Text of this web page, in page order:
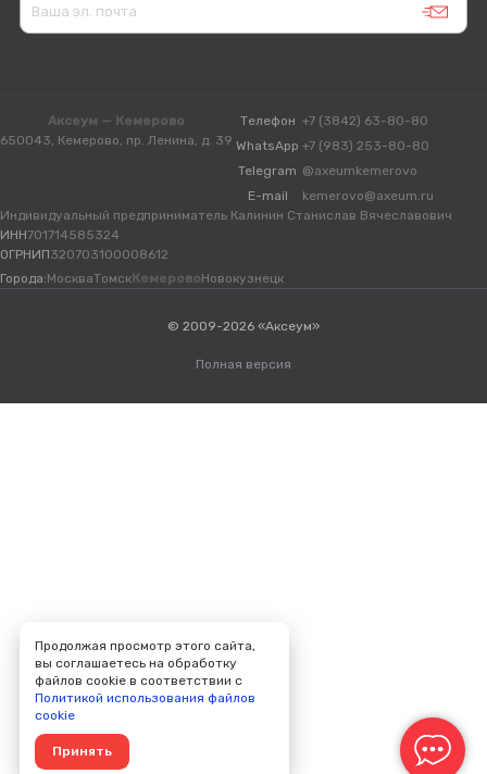
Аксеум — Кемерово
650043, Кемерово, пр. Ленина, д. 39
Телефон +7 (3842) 63-80-80
WhatsApp +7 (983) 253-80-80
Telegram @axeumkemerovo
E-mail
kemerovo@axeum.ru
Индивидуальный предприниматель Калинин Станислав Вячеславович
ИНН701714585324
ОГРНИП320703100008612
Города:МоскваТомскКемеровоНовокузнецк
© 2009-2026 «Аксеум»
Полная версия
Продолжая просмотр этого сайта,
вы соглашаетесь на обработку
файлов cookie в соответствии с
Политикой использования файлов
cookie
Принять